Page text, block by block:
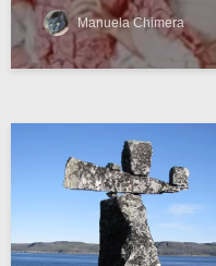
Manuela Chimera